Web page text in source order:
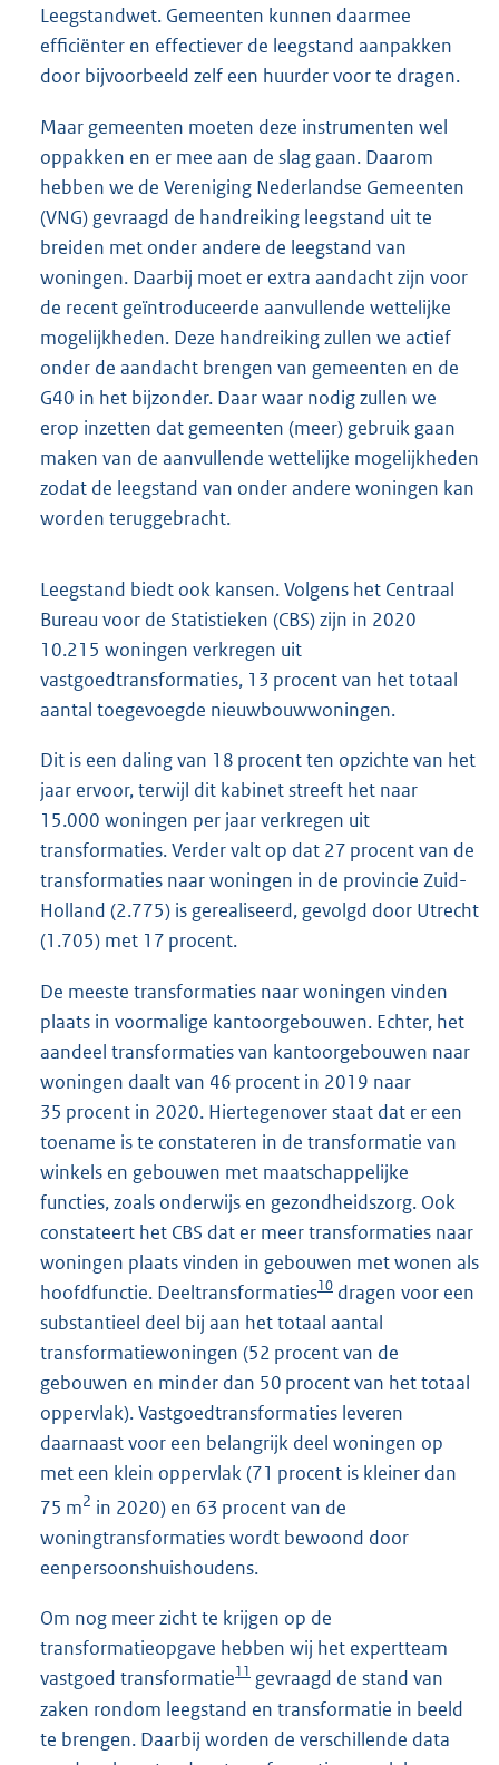
Leegstandwet. Gemeenten kunnen daarmee
efficiënter en effectiever de leegstand aanpakken
door bijvoorbeeld zelf een huurder voor te dragen.
Maar gemeenten moeten deze instrumenten wel
oppakken en er mee aan de slag gaan. Daarom
hebben we de Vereniging Nederlandse Gemeenten
(VNG) gevraagd de handreiking leegstand uit te
breiden met onder andere de leegstand van
woningen. Daarbij moet er extra aandacht zijn voor
de recent geïntroduceerde aanvullende wettelijke
mogelijkheden. Deze handreiking zullen we actief
onder de aandacht brengen van gemeenten en de
G40 in het bijzonder. Daar waar nodig zullen we
erop inzetten dat gemeenten (meer) gebruik gaan
maken van de aanvullende wettelijke mogelijkheden
zodat de leegstand van onder andere woningen kan
worden teruggebracht.
Leegstand biedt ook kansen. Volgens het Centraal
Bureau voor de Statistieken (CBS) zijn in 2020
10.215 woningen verkregen uit
vastgoedtransformaties, 13 procent van het totaal
aantal toegevoegde nieuwbouwwoningen.
Dit is een daling van 18 procent ten opzichte van het
jaar ervoor, terwijl dit kabinet streeft het naar
15.000 woningen per jaar verkregen uit
transformaties. Verder valt op dat 27 procent van de
transformaties naar woningen in de provincie Zuid-
Holland (2.775) is gerealiseerd, gevolgd door Utrecht
(1.705) met 17 procent.
De meeste transformaties naar woningen vinden
plaats in voormalige kantoorgebouwen. Echter, het
aandeel transformaties van kantoorgebouwen naar
woningen daalt van 46 procent in 2019 naar
35 procent in 2020. Hiertegenover staat dat er een
toename is te constateren in de transformatie van
winkels en gebouwen met maatschappelijke
functies, zoals onderwijs en gezondheidszorg. Ook
constateert het CBS dat er meer transformaties naar
woningen plaats vinden in gebouwen met wonen als
hoofdfunctie. Deeltransformaties10 dragen voor een
substantieel deel bij aan het totaal aantal
transformatiewoningen (52 procent van de
gebouwen en minder dan 50 procent van het totaal
oppervlak). Vastgoedtransformaties leveren
daarnaast voor een belangrijk deel woningen op
met een klein oppervlak (71 procent is kleiner dan
75 m2 in 2020) en 63 procent van de
woningtransformaties wordt bewoond door
eenpersoonshuishoudens.
Om nog meer zicht te krijgen op de
transformatieopgave hebben wij het expertteam
vastgoed transformatie11 gevraagd de stand van
zaken rondom leegstand en transformatie in beeld
te brengen. Daarbij worden de verschillende data